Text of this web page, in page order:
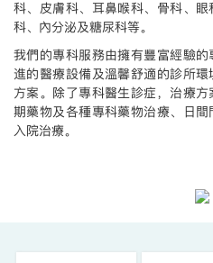
科、皮膚科、耳鼻喉科、骨科、
科、內分泌及糖尿科等。
我們的專科服務由擁有豐富經驗
進的醫療設備及溫馨舒適的診所
方案。除了專科醫生診症，治療
期藥物及各種專科藥物治療、日
入院治療。